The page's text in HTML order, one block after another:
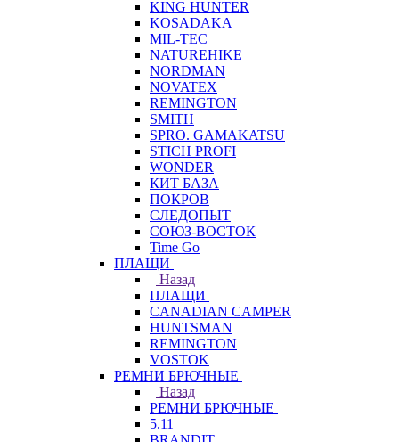
KING HUNTER
KOSADAKA
MIL-TEC
NATUREHIKE
NORDMAN
NOVATEX
REMINGTON
SMITH
SPRO. GAMAKATSU
STICH PROFI
WONDER
КИТ БАЗА
ПОКРОВ
СЛЕДОПЫТ
СОЮЗ-ВОСТОК
Time Go
ПЛАЩИ
Назад
ПЛАЩИ
CANADIAN CAMPER
HUNTSMAN
REMINGTON
VOSTOK
РЕМНИ БРЮЧНЫЕ
Назад
РЕМНИ БРЮЧНЫЕ
5.11